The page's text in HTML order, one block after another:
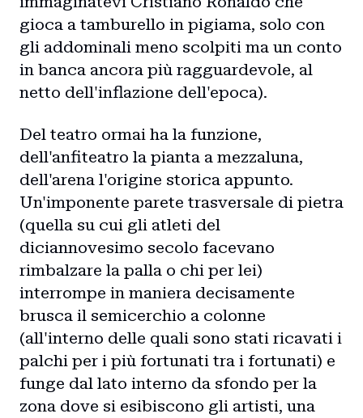
gioca a tamburello in pigiama, solo con
gli addominali meno scolpiti ma un conto
in banca ancora più ragguardevole, al
netto dell'inflazione dell'epoca).
Del teatro ormai ha la funzione,
dell'anfiteatro la pianta a mezzaluna,
dell'arena l'origine storica appunto.
Un'imponente parete trasversale di pietra
(quella su cui gli atleti del
diciannovesimo secolo facevano
rimbalzare la palla o chi per lei)
interrompe in maniera decisamente
brusca il semicerchio a colonne
(all'interno delle quali sono stati ricavati i
palchi per i più fortunati tra i fortunati) e
funge dal lato interno da sfondo per la
zona dove si esibiscono gli artisti, una